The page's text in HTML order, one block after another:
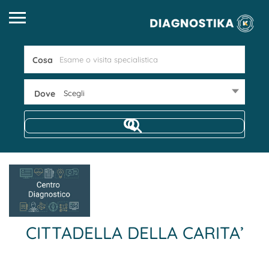
Cosa
Dove Scegli
CITTADELLA DELLA CARITA’